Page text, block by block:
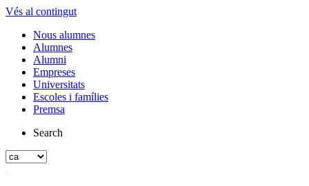
Vés al contingut
Nous alumnes
Alumnes
Alumni
Empreses
Universitats
Escoles i famílies
Premsa
Search